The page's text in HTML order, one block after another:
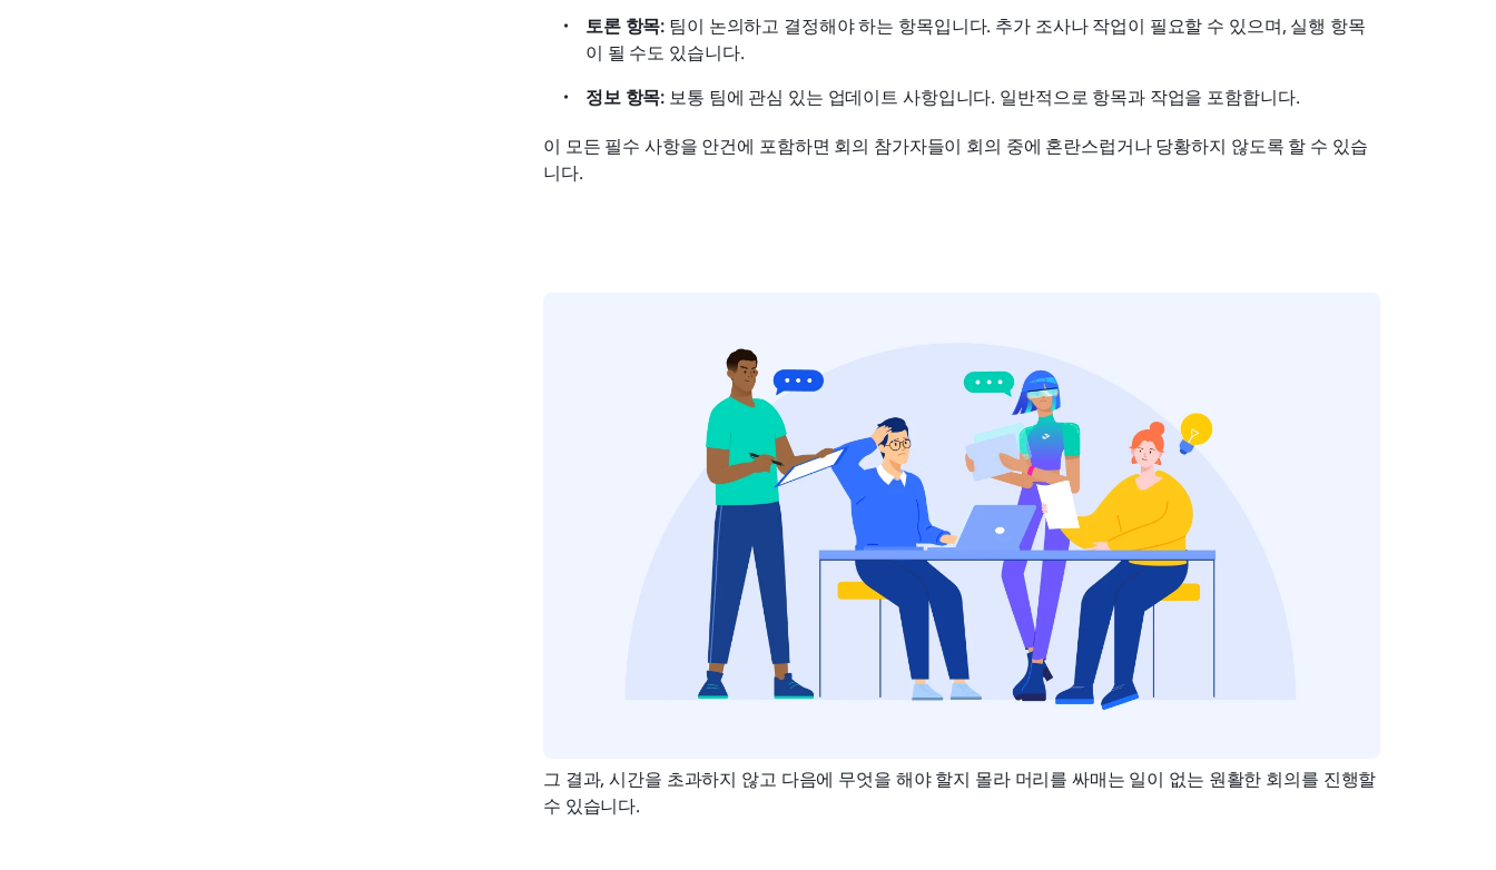
토론 항목: 팀이 논의하고 결정해야 하는 항목입니다. 추가 조사나 작업이 필요할 수 있으며, 실행 항목
이 될 수도 있습니다.
정보 항목: 보통 팀에 관심 있는 업데이트 사항입니다. 일반적으로 항목과 작업을 포함합니다.
이 모든 필수 사항을 안건에 포함하면 회의 참가자들이 회의 중에 혼란스럽거나 당황하지 않도록 할 수 있습
니다.
그 결과, 시간을 초과하지 않고 다음에 무엇을 해야 할지 몰라 머리를 싸매는 일이 없는 원활한 회의를 진행할
수 있습니다.